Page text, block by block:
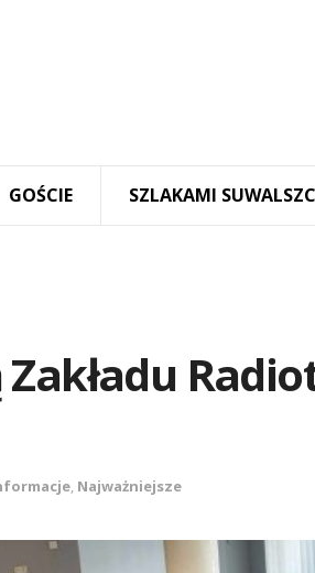
GOŚCIE SZLAKAMI
, Najważniejsze